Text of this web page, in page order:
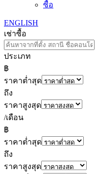
ซื้อ
ENGLISH
เช่าซื้อ
ประเภท
฿
ราคาต่ำสุด
ถึง
ราคาสูงสุด
/เดือน
฿
ราคาต่ำสุด
ถึง
ราคาสูงสุด